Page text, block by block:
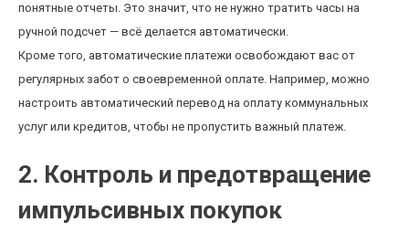
понятные отчеты. Это значит, что не нужно тратить часы на
ручной подсчет — всё делается автоматически.
Кроме того, автоматические платежи освобождают вас от
регулярных забот о своевременной оплате. Например, можно
настроить автоматический перевод на оплату коммунальных
услуг или кредитов, чтобы не пропустить важный платеж.
2. Контроль и предотвращение
импульсивных покупок